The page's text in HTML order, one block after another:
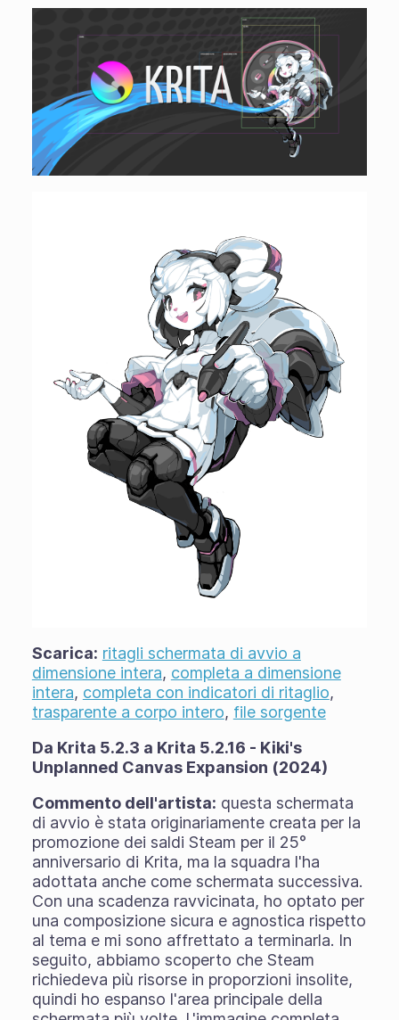
Scarica: ritagli schermata di avvio a
dimensione intera, completa a dimensione
intera, completa con indicatori di ritaglio,
trasparente a corpo intero, file sorgente
Da Krita 5.2.3 a Krita 5.2.16 - Kiki's
Unplanned Canvas Expansion (2024)
Commento dell'artista: questa schermata
di avvio è stata originariamente creata per la
promozione dei saldi Steam per il 25°
anniversario di Krita, ma la squadra l'ha
adottata anche come schermata successiva.
Con una scadenza ravvicinata, ho optato per
una composizione sicura e agnostica rispetto
al tema e mi sono affrettato a terminarla. In
seguito, abbiamo scoperto che Steam
richiedeva più risorse in proporzioni insolite,
quindi ho espanso l'area principale della